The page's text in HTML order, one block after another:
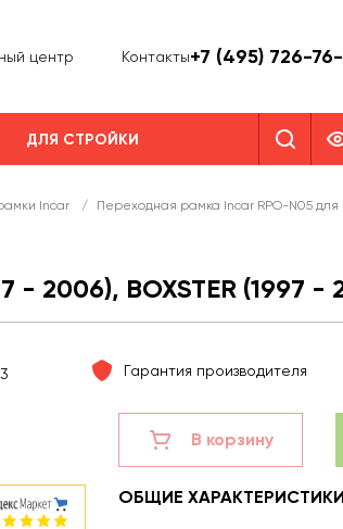
центр Контакты+7 (495) 726-
ДЛЯ СТРОЙКИ
Incar /
Переходная рамка Incar RPO-N05 для
2006), BOXSTER (1997 -
Гарантия производителя
В корзину
ОБЩИЕ ХАРАКТЕРИСТИКИ